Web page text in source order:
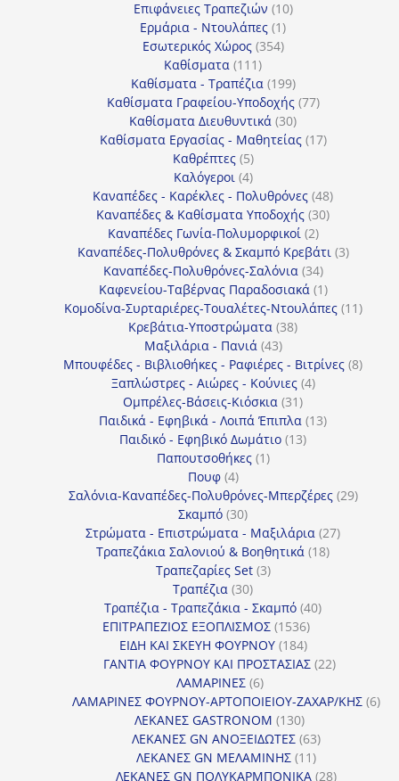
προϊόντα
Επιφάνειες Τραπεζιών 1010
Ερμάρια - Ντουλάπες 11
προϊόν
Εσωτερικός Χώρος 354354
Καθίσματα 111111
προϊόντα
Καθίσματα - Τραπέζια 199199
προϊόντα
Καθίσματα Γραφείου-Υποδοχής 7777
Καθίσματα Διευθυντικά 3030
προϊόντα
Καθίσματα Εργασίας - Μαθητείας 1717
Καθρέπτες 55
προϊόντα
Καλόγεροι 44
προϊόντα
Καναπέδες - Καρέκλες - Πολυθρόνες 4848
προϊόντα
Καναπέδες & Καθίσματα Υποδοχής 3030
Καναπέδες Γωνία-Πολυμορφικοί 22
προϊόντα
Καναπέδες-Πολυθρόνες & Σκαμπό Κρεβάτι 33
Καναπέδες-Πολυθρόνες-Σαλόνια 3434
προϊόντα
Καφενείου-Ταβέρνας Παραδοσιακά 11
προϊόν
Κομοδίνα-Συρταριέρες-Τουαλέτες-Ντουλάπες 1111
Κρεβάτια-Υποστρώματα 3838
Μαξιλάρια - Πανιά 4343
προϊόντα
Μπουφέδες - Βιβλιοθήκες - Ραφιέρες - Βιτρίνες 88
Ξαπλώστρες - Αιώρες - Κούνιες 44
Ομπρέλες-Βάσεις-Κιόσκια 3131
προϊόντα
Παιδικά - Εφηβικά - Λοιπά Έπιπλα 1313
Παιδικό - Εφηβικό Δωμάτιο 1313
Παπουτσοθήκες 11
Πουφ 44
προϊόντα
Σαλόνια-Καναπέδες-Πολυθρόνες-Μπερζέρες 2929
Σκαμπό 3030
προϊόντα
Στρώματα - Επιστρώματα - Μαξιλάρια 2727
Τραπεζάκια Σαλονιού & Βοηθητικά 1818
Τραπεζαρίες Set 33
Τραπέζια 3030
προϊόντα
Τραπέζια - Τραπεζάκια - Σκαμπό 4040
ΕΠΙΤΡΑΠΕΖΙΟΣ ΕΞΟΠΛΙΣΜΟΣ 15361536
προϊόντα
ΕΙΔΗ ΚΑΙ ΣΚΕΥΗ ΦΟΥΡΝΟΥ 184184
προϊόντα
ΓΑΝΤΙΑ ΦΟΥΡΝΟΥ ΚΑΙ ΠΡΟΣΤΑΣΙΑΣ 2222
ΛΑΜΑΡΙΝΕΣ 66
προϊόντα
ΛΑΜΑΡΙΝΕΣ ΦΟΥΡΝΟΥ-ΑΡΤΟΠΟΙΕΙΟΥ-ΖΑΧΑΡ/ΚΗΣ 66
ΛΕΚΑΝΕΣ GASTRONOM 130130
προϊόντα
ΛΕΚΑΝΕΣ GN ΑΝΟΞΕΙΔΩΤΕΣ 6363
ΛΕΚΑΝΕΣ GN ΜΕΛΑΜΙΝΗΣ 1111
προϊόντα
ΛΕΚΑΝΕΣ GN ΠΟΛΥΚΑΡΜΠΟΝΙΚΑ 2828